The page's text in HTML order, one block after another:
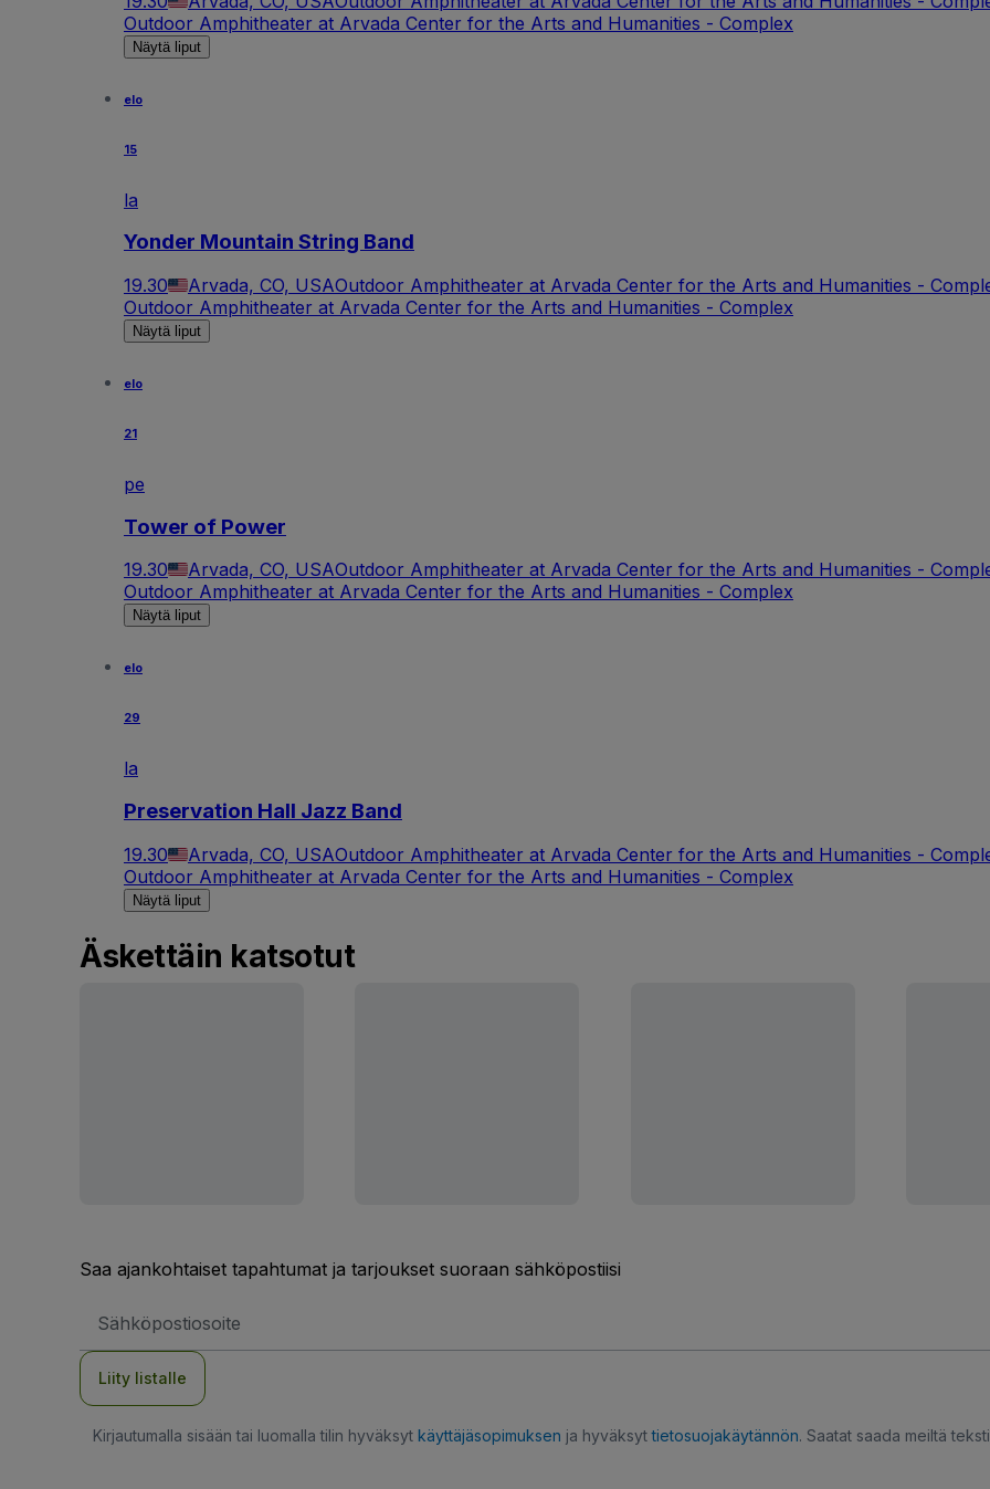
Outdoor Amphitheater at Arvada Center for the Arts and Humanities - Complex
Näytä liput
elo
15
la
Yonder Mountain String Band
19.30 Arvada, CO, USAOutdoor Amphitheater at Arvada Center for the Arts and Humanities -
Outdoor Amphitheater at Arvada Center for the Arts and Humanities - Complex
Näytä liput
elo
21
pe
Tower of Power
19.30 Arvada, CO, USAOutdoor Amphitheater at Arvada Center for the Arts and Humanities -
Outdoor Amphitheater at Arvada Center for the Arts and Humanities - Complex
Näytä liput
elo
29
la
Preservation Hall Jazz Band
19.30 Arvada, CO, USAOutdoor Amphitheater at Arvada Center for the Arts and Humanities -
Outdoor Amphitheater at Arvada Center for the Arts and Humanities - Complex
Näytä liput
Äskettäin katsotut
Saa ajankohtaiset tapahtumat ja tarjoukset suoraan sähköpostiisi
Liity listalle
Kirjautumalla sisään tai luomalla tilin hyväksyt käyttäjäsopimuksen ja hyväksyttietosuojakäytännön. Saatat saada meiltä